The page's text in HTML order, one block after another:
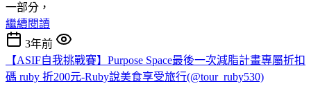
一部分，
繼續閱讀
3年前
【ASIF自我挑戰賽】Purpose Space最後一次減脂計畫專屬折扣
碼 ruby 折200元-Ruby說美食享受旅行(@tour_ruby530)